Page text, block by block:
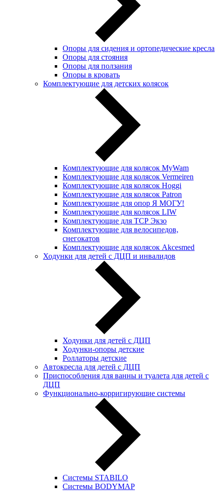
Опоры для сидения и ортопедические кресла
Опоры для стояния
Опоры для ползания
Опоры в кровать
Комплектующие для детских колясок
Комплектующие для колясок MyWam
Комплектующие для колясок Vermeiren
Комплектующие для колясок Hoggi
Комплектующие для колясок Patron
Комплектующие для опор Я МОГУ!
Комплектующие для колясок LIW
Комплектующие для ТСР Экзо
Комплектующие для велосипедов,
снегокатов
Комплектующие для колясок Akcesmed
Ходунки для детей с ДЦП и инвалидов
Ходунки для детей с ДЦП
Ходунки-опоры детские
Роллаторы детские
Автокресла для детей с ДЦП
Приспособления для ванны и туалета для детей с
ДЦП
Функционально-корригирующие системы
Системы STABILO
Системы BODYMAP